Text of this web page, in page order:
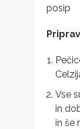
posip
Vse
in
in še